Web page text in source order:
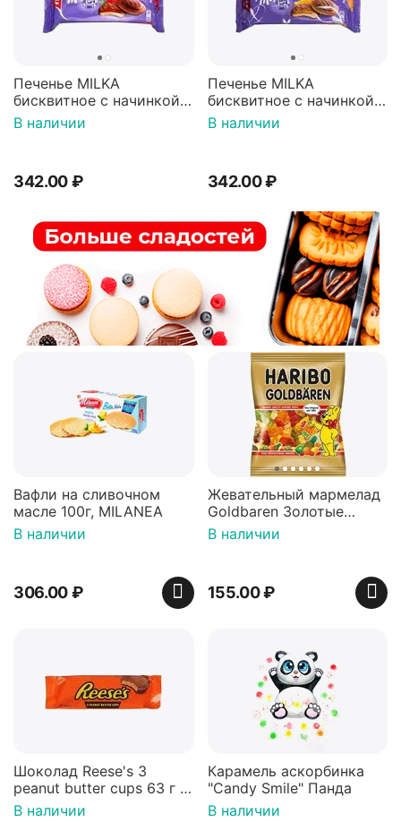
Печенье MILKA
бисквитное с начинкой
"Малиновое желе"
покрытые молочным
В наличии
342.00₽
Печенье MILKA
бисквитное с начинкой
"Апельсиновое желе"
покрытые молочным
В наличии
342.00₽
Вафли на сливочном
масле 100г, MILANEA
В наличии
306.00₽
Жевательный мармелад
Goldbaren Золотые
мишки 100г, Германия
В наличии
155.00₽
Шоколад Reese's 3
peanut butter cups 63 г с
арахисовой пастой
В наличии
Карамель аскорбинка
"Candy Smile" Панда
В наличии